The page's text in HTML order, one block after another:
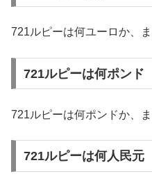
721ルピーは何ユーロか、ま
721ルピーは何ポンド
721ルピーは何ポンドか、ま
721ルピーは何人民元